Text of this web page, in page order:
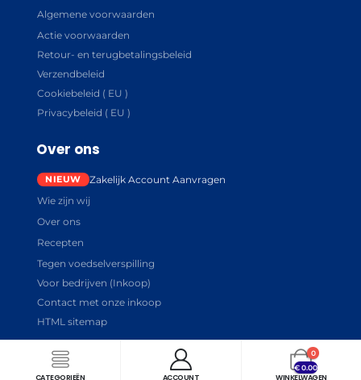
Algemene voorwaarden
Actie voorwaarden
Retour- en terugbetalingsbeleid
Verzendbeleid
Cookiebeleid ( EU )
Privacybeleid ( EU )
Over ons
Zakelijk Account Aanvragen
Wie zijn wij
Over ons
Recepten
Tegen voedselverspilling
Voor bedrijven (Inkoop)
Contact met onze inkoop
HTML sitemap
CATEGORIEËN ACCOUNT
0
€0.00
WINKELWAGEN